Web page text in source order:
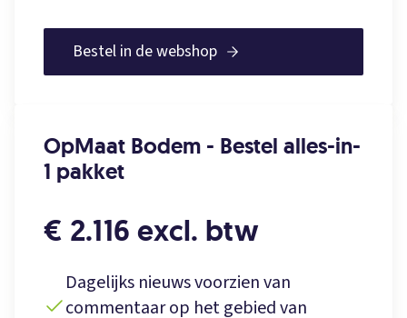
Bestel in de webshop
OpMaat Bodem - Bestel alles-in-
1 pakket
€ 2.116 excl. btw
Dagelijks nieuws voorzien van
commentaar op het gebied van